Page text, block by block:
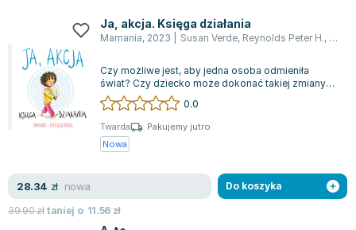
Książki o naukach politycznych dla studentów
Książki do nauk przyrodniczych dla studentów
Książki do nauk społecznych dla studentów
Książki do nauk ścisłych dla studentów
Prawo - książki dla studentów
Technologia żywności - książki
Zarządzanie i marketing - książki
Podręczniki dla nauczycieli - metodyka
Repetytoria, testy i materiały pomocnicze
Bolesław Prus
Clive Cussler
Wanda Chotomska
Józef Ignacy Kraszewski
Clive Staples Lewis
Martyna Wojciechowska
Melissa De la Cruz
Jaś Kapela
Agatha Christie
Ja, akcja. Księga działania
Mamania, 2023 Susan Verde, Reynolds Peter H.,
Czy możliwe jest, aby jedna osoba odmieniła
świat? Czy dziecko może dokonać takiej zmiany?
Każda podróż zaczyna się od pierwszego k...
0.0
Twarda
Pakujemy jutro
Nowa
28.34 zł nowa
39.90złtaniej o 11.56 zł
Do koszyka